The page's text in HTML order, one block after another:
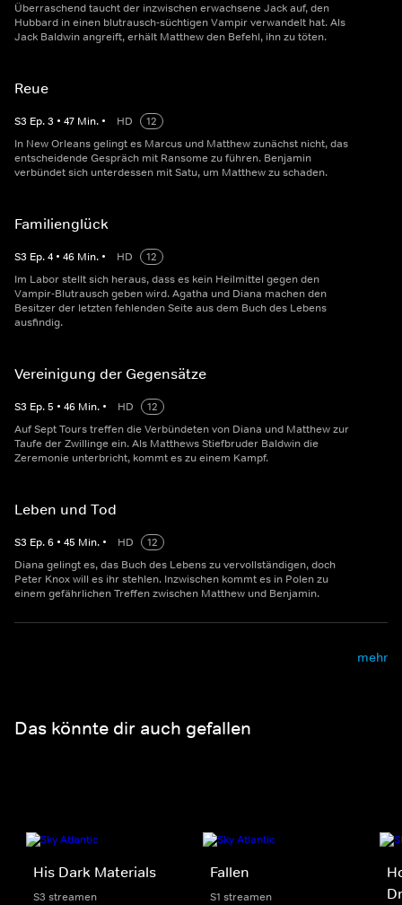
Überraschend taucht der inzwischen erwachsene Jack auf, den
Hubbard in einen blutrausch-süchtigen Vampir verwandelt hat. Als
Jack Baldwin angreift, erhält Matthew den Befehl, ihn zu töten.
Reue
S3 Ep.3 • 47 Min. • HD
12
In New Orleans gelingt es Marcus und Matthew zunächst nicht, das
entscheidende Gespräch mit Ransome zu führen. Benjamin
verbündet sich unterdessen mit Satu, um Matthew zu schaden.
Familienglück
S3 Ep.4 • 46 Min. • HD
12
Im Labor stellt sich heraus, dass es kein Heilmittel gegen den
Vampir-Blutrausch geben wird. Agatha und Diana machen den
Besitzer der letzten fehlenden Seite aus dem Buch des Lebens
ausfindig.
Vereinigung der Gegensätze
S3 Ep.5 • 46 Min. • HD
12
Auf Sept Tours treffen die Verbündeten von Diana und Matthew zur
Taufe der Zwillinge ein. Als Matthews Stiefbruder Baldwin die
Zeremonie unterbricht, kommt es zu einem Kampf.
Leben und Tod
S3 Ep.6 • 45 Min. • HD
12
Diana gelingt es, das Buch des Lebens zu vervollständigen, doch
Peter Knox will es ihr stehlen. Inzwischen kommt es in Polen zu
einem gefährlichen Treffen zwischen Matthew und Benjamin.
mehr
Das könnte dir auch gefallen
His Dark Materials
S3 streamen
Fallen
S1 streamen